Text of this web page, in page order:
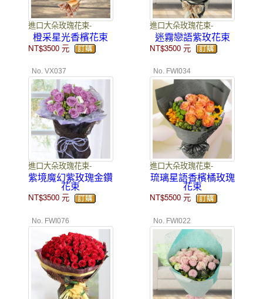
進口大朵玫瑰花束-
橙采星光香檳花束
NT$3500元
進口大朵玫瑰花束-
迷霧戀語紫玫花束
NT$3500 元
No. VX037
進口大朵玫瑰花束-
紫境魔幻紫玫瑰金鑽
花束
NT$3500元
No. FWI034
進口大朵玫瑰花束-
琉璃星語香檳橘玫瑰
花束
NT$5500 元
No. FWI076 No. FWI022